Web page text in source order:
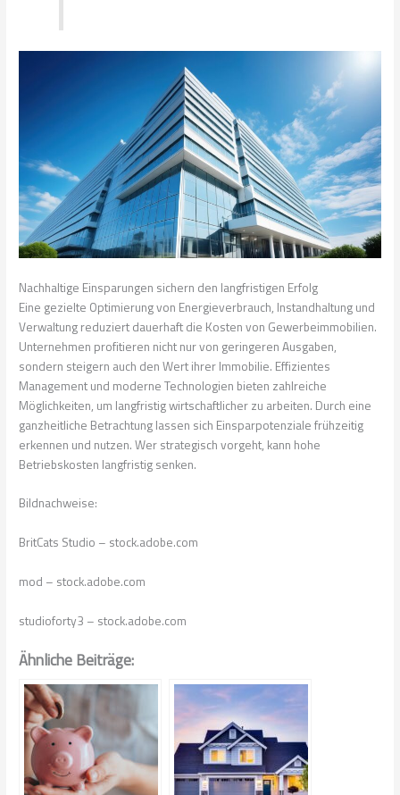
Nachhaltige Einsparungen sichern den langfristigen Erfolg
Eine gezielte Optimierung von Energieverbrauch, Instandhaltung und
Verwaltung reduziert dauerhaft die Kosten von Gewerbeimmobilien.
Unternehmen profitieren nicht nur von geringeren Ausgaben,
sondern steigern auch den Wert ihrer Immobilie. Effizientes
Management und moderne Technologien bieten zahlreiche
Möglichkeiten, um langfristig wirtschaftlicher zu arbeiten. Durch eine
ganzheitliche Betrachtung lassen sich Einsparpotenziale frühzeitig
erkennen und nutzen. Wer strategisch vorgeht, kann hohe
Betriebskosten langfristig senken.
Bildnachweise:
BritCats Studio – stock.adobe.com
mod – stock.adobe.com
studioforty3 – stock.adobe.com
Ähnliche Beiträge: